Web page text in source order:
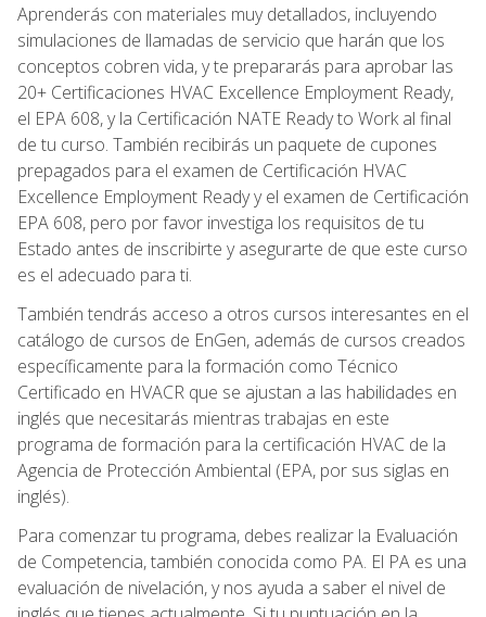
Aprenderás con materiales muy detallados, incluyendo
simulaciones de llamadas de servicio que harán que los
conceptos cobren vida, y te prepararás para aprobar las
20+ Certificaciones HVAC Excellence Employment Ready,
el EPA 608, y la Certificación NATE Ready to Work al final
de tu curso. También recibirás un paquete de cupones
prepagados para el examen de Certificación HVAC
Excellence Employment Ready y el examen de Certificación
EPA 608, pero por favor investiga los requisitos de tu
Estado antes de inscribirte y asegurarte de que este curso
es el adecuado para ti.
También tendrás acceso a otros cursos interesantes en el
catálogo de cursos de EnGen, además de cursos creados
específicamente para la formación como Técnico
Certificado en HVACR que se ajustan a las habilidades en
inglés que necesitarás mientras trabajas en este
programa de formación para la certificación HVAC de la
Agencia de Protección Ambiental (EPA, por sus siglas en
inglés).
Para comenzar tu programa, debes realizar la Evaluación
de Competencia, también conocida como PA. El PA es una
evaluación de nivelación, y nos ayuda a saber el nivel de